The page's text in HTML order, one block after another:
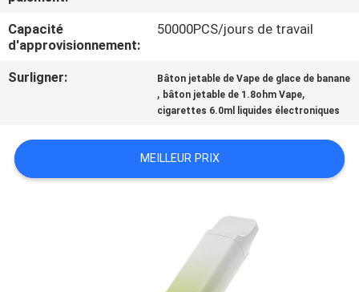
QUALITÉ
DEMANDEZ
UNE
Capacité
d'approvisionnement:
50000PCS/jours de travail
Surligner: Bâton jetable de Vape de glace de banane
, bâton jetable de 1.8ohm Vape,
cigarettes 6.0ml liquides électroniques
MEILLEUR PRIX